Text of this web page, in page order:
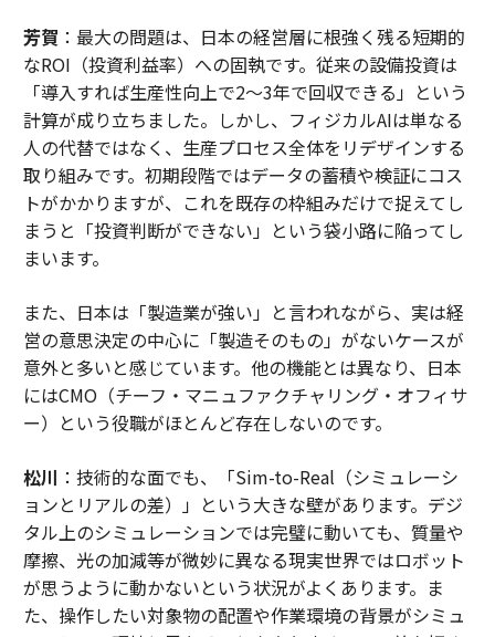
芳賀 ：最大の問題は、日本の経営層に根強く残る短期的
なROI（投資利益率）への固執です。従来の設備投資は
「導入すれば生産性向上で2〜3年で回収できる」という
計算が成り立ちました。しかし、フィジカルAIは単なる
人の代替ではなく、生産プロセス全体をリデザインする
取り組みです。初期段階ではデータの蓄積や検証にコス
トがかかりますが、これを既存の枠組みだけで捉えてし
まうと「投資判断ができない」という袋小路に陥ってし
まいます。
また、日本は「製造業が強い」と言われながら、実は経
営の意思決定の中心に「製造そのもの」がないケースが
意外と多いと感じています。他の機能とは異なり、日本
にはCMO（チーフ・マニュファクチャリング・オフィサ
ー）という役職がほとんど存在しないのです。
松川 ：技術的な面でも、「Sim-to-Real（シミュレーシ
ョンとリアルの差）」という大きな壁があります。デジ
タル上のシミュレーションでは完璧に動いても、質量や
摩擦、光の加減等が微妙に異なる現実世界ではロボット
が思うように動かないという状況がよくあります。ま
た、操作したい対象物の配置や作業環境の背景がシミュ